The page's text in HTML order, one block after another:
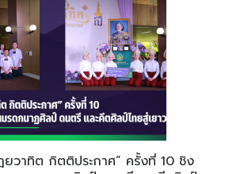
ยวาทิต กิตติประกาศ” ครั้งที่ 10 ชิง